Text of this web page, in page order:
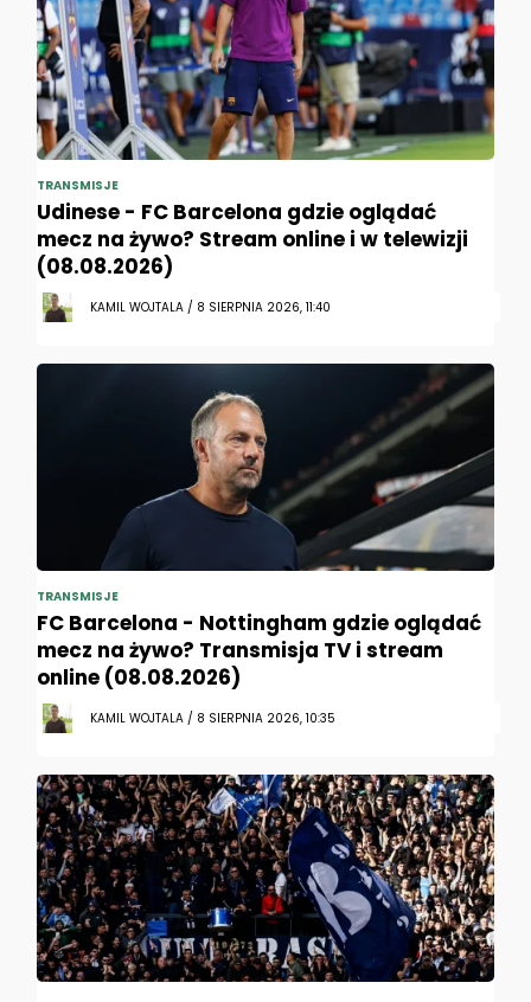
TRANSMISJE
Udinese - FC Barcelona gdzie oglądać
mecz na żywo? Stream online i w telewizji
(08.08.2026)
KAMIL WOJTALA / 8 SIERPNIA 2026, 11:40
TRANSMISJE
FC Barcelona - Nottingham gdzie oglądać
mecz na żywo? Transmisja TV i stream
online (08.08.2026)
KAMIL WOJTALA / 8 SIERPNIA 2026, 10:35